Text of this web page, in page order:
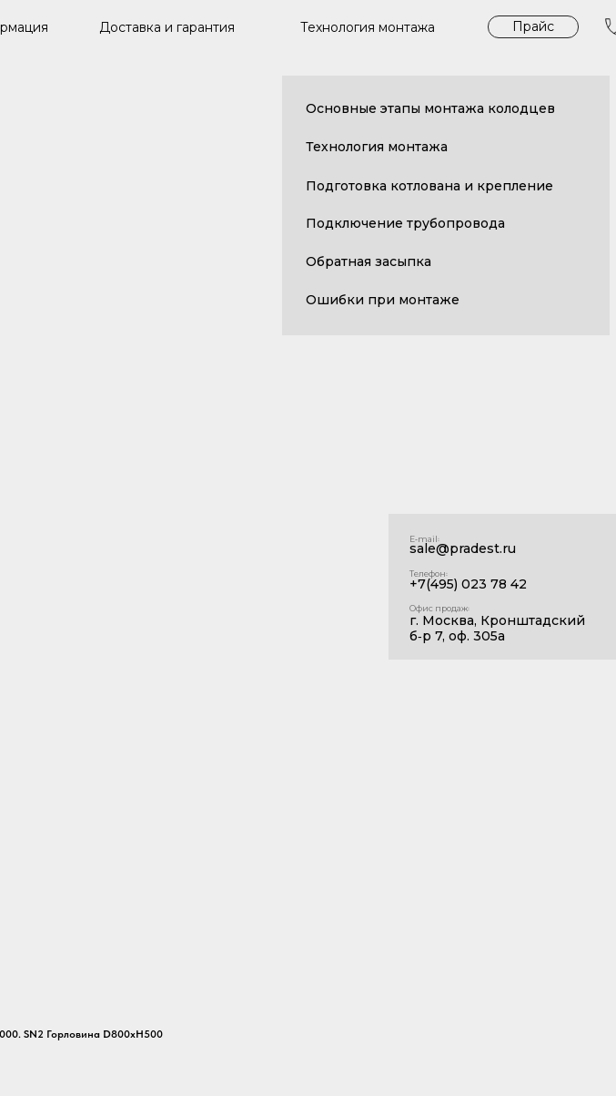
Прайс
Доставка и гарантия Технология монтажа
Технология монтажа
Основные этапы монтажа колодцев
Подготовка котлована и крепление
Обратная засыпка
Ошибки при монтаже
Подключение трубопровода
sale@pradest.ru
E‑mail꞉
+7(495) 023 78 42
Телефон꞉
г. Москва, Кронштадский
б‑р 7, оф. 305а
Офис продаж꞉
SN2 Горловина D800хH500
SN2 Горловина D800хH500